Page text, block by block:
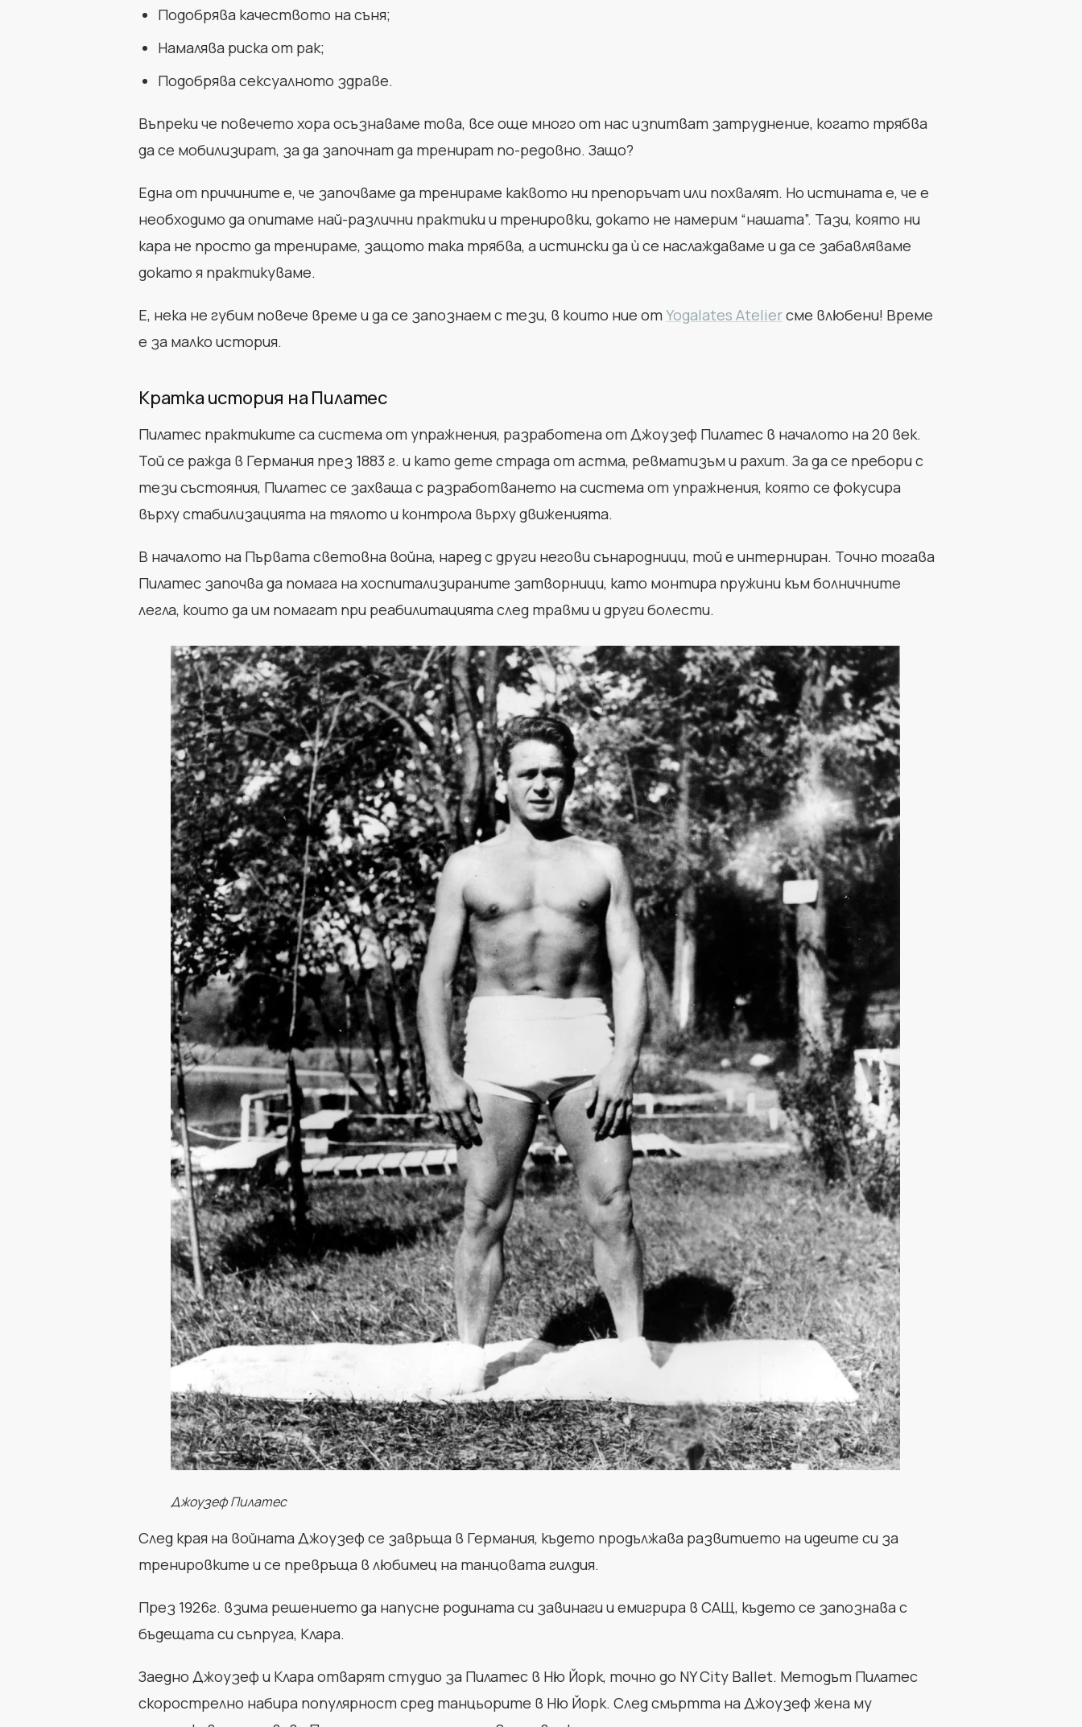
Подобрява качеството на съня;
Намалява риска от рак;
Подобрява сексуалното здраве.
Въпреки че повечето хора осъзнаваме това, все още много от нас изпитват затруднение, когато трябва
да се мобилизират, за да започнат да тренират по-редовно. Защо?
Една от причините е, че започваме да тренираме каквото ни препоръчат или похвалят. Но истината е, че е
необходимо да опитаме най-различни практики и тренировки, докато не намерим “нашата”. Тази, която ни
кара не просто да тренираме, защото така трябва, а истински да ѝ се наслаждаваме и да се забавляваме
докато я практикуваме.
Е, нека не губим повече време и да се запознаем с тези, в които ние от Yogalates Atelierсме влюбени! Време
е за малко история.
Кратка история на Пилатес
Пилатес практиките са система от упражнения, разработена от Джоузеф Пилатес в началото на 20 век.
Той се ражда в Германия през 1883 г. и като дете страда от астма, ревматизъм и рахит. За да се пребори с
тези състояния, Пилатес се захваща с разработването на система от упражнения, която се фокусира
върху стабилизацията на тялото и контрола върху движенията.
В началото на Първата световна война, наред с други негови сънародници, той е интерниран. Точно тогава
Пилатес започва да помага на хоспитализираните затворници, като монтира пружини към болничните
легла, които да им помагат при реабилитацията след травми и други болести.
Джоузеф Пилатес
След края на войната Джоузеф се завръща в Германия, където продължава развитието на идеите си за
тренировките и се превръща в любимец на танцовата гилдия.
През 1926г. взима решението да напусне родината си завинаги и емигрира в САЩ, където се запознава с
бъдещата си съпруга, Клара.
Заедно Джоузеф и Клара отварят студио за Пилатес в Ню Йорк, точно до NY City Ballet. Методът Пилатес
скорострелно набира популярност сред танцьорите в Ню Йорк. След смъртта на Джоузеф жена му